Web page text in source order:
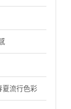
夏流行色彩